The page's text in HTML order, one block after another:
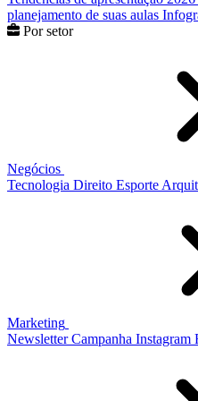
planejamento de suas aulas
Por setor
Negócios
Tecnologia Direito Esporte
Marketing
Newsletter Campanha Instagram